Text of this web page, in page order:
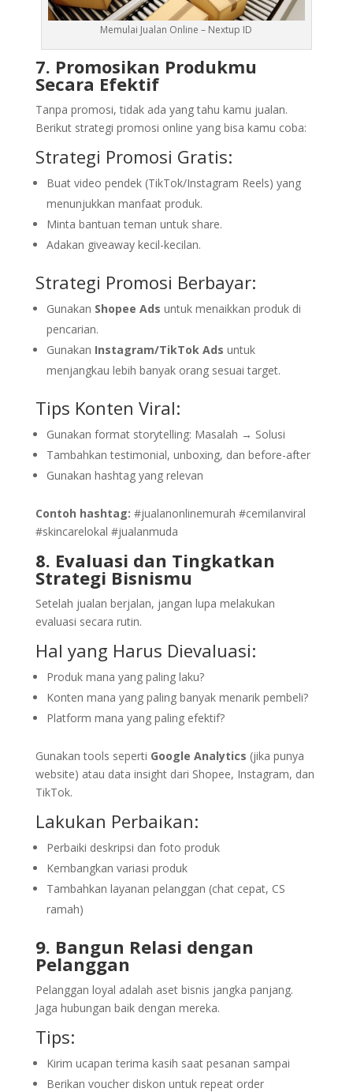
Memulai Jualan Online – Nextup ID
7. Promosikan Produkmu
Secara Efektif
Tanpa promosi, tidak ada yang tahu kamu jualan.
Berikut strategi promosi online yang bisa kamu coba:
Strategi Promosi Gratis:
Buat video pendek (TikTok/Instagram Reels) yang
menunjukkan manfaat produk.
Minta bantuan teman untuk share.
Adakan giveaway kecil-kecilan.
Strategi Promosi Berbayar:
Gunakan Shopee Ads untuk menaikkan produk di
pencarian.
Gunakan Instagram/TikTok Ads untuk
menjangkau lebih banyak orang sesuai target.
Tips Konten Viral:
Gunakan format storytelling: Masalah → Solusi
Tambahkan testimonial, unboxing, dan before-after
Gunakan hashtag yang relevan
Contoh hashtag: #jualanonlinemurah #cemilanviral
#skincarelokal #jualanmuda
8. Evaluasi dan Tingkatkan
Strategi Bisnismu
Setelah jualan berjalan, jangan lupa melakukan
evaluasi secara rutin.
Hal yang Harus Dievaluasi:
Produk mana yang paling laku?
Konten mana yang paling banyak menarik pembeli?
Platform mana yang paling efektif?
Gunakan tools seperti Google Analytics (jika punya
website) atau data insight dari Shopee, Instagram, dan
TikTok.
Lakukan Perbaikan:
Perbaiki deskripsi dan foto produk
Kembangkan variasi produk
Tambahkan layanan pelanggan (chat cepat, CS
ramah)
9. Bangun Relasi dengan
Pelanggan
Pelanggan loyal adalah aset bisnis jangka panjang.
Jaga hubungan baik dengan mereka.
Tips:
Kirim ucapan terima kasih saat pesanan sampai
Berikan voucher diskon untuk repeat order